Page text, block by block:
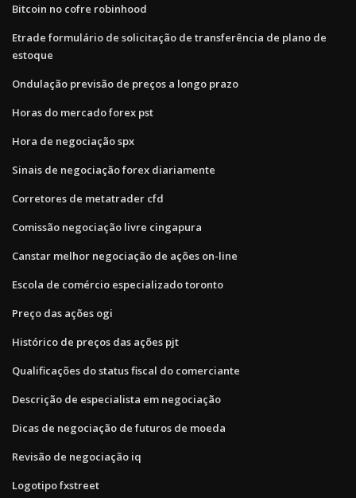
Bitcoin no cofre robinhood
Etrade formulário de solicitação de transferência de plano de
estoque
Ondulação previsão de preços a longo prazo
Horas do mercado forex pst
Hora de negociação spx
Sinais de negociação forex diariamente
Corretores de metatrader cfd
Comissão negociação livre cingapura
Canstar melhor negociação de ações on-line
Escola de comércio especializado toronto
Preço das ações ogi
Histórico de preços das ações pjt
Qualificações do status fiscal do comerciante
Descrição de especialista em negociação
Dicas de negociação de futuros de moeda
Revisão de negociação iq
Logotipo fxstreet